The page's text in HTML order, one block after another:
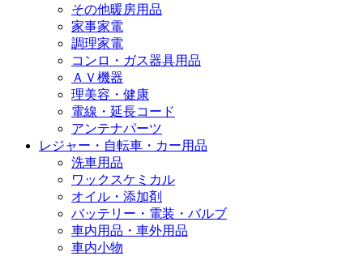
その他暖房用品
家事家電
調理家電
コンロ・ガス器具用品
ＡＶ機器
理美容・健康
電線・延長コード
アンテナパーツ
レジャー・自転車・カー用品
洗車用品
ワックスケミカル
オイル・添加剤
バッテリー・電装・バルブ
車内用品・車外用品
車内小物